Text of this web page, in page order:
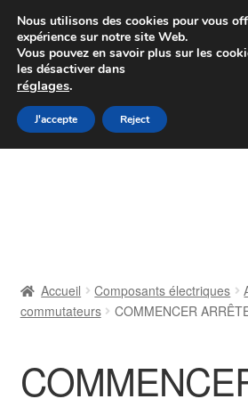
Colissimo livraison à
Du lundi au vendredi
Aller
à
Aller
au
Contact
Livraison
Accueil Composants électriques
commutateurs
COMMENCER
Nous utilisons des cookies pour vous
expérience sur notre site Web.
Vous pouvez en savoir plus sur les
les désactiver dans
réglages.
J'accepte Reject